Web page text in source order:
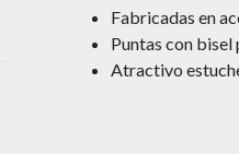
Fabricadas en
Puntas con
Atractivo